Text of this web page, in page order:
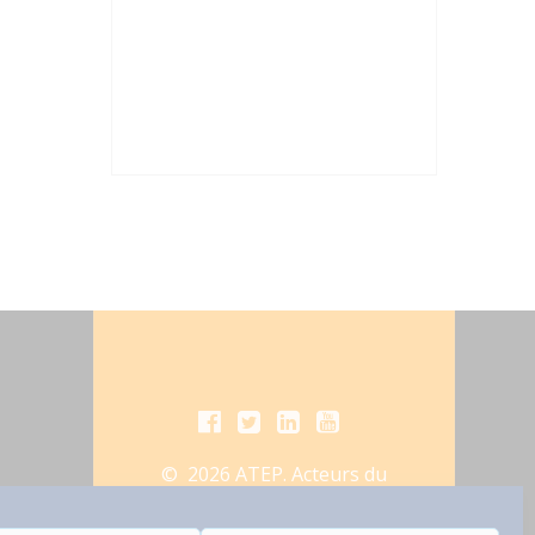
© 2026 ATEP. Acteurs du